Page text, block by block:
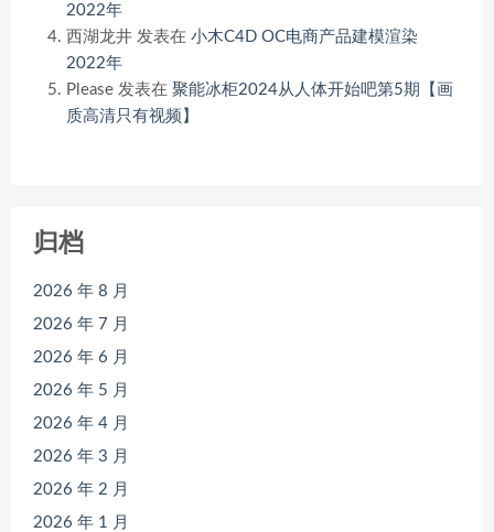
2022年
西湖龙井 发表在 小木C4D OC电商产品建模渲染
2022年
Please 发表在 聚能冰柜2024从人体开始吧第5期【画
质高清只有视频】
归档
2026 年 8 月
2026 年 7 月
2026 年 6 月
2026 年 5 月
2026 年 4 月
2026 年 3 月
2026 年 2 月
2026 年 1 月